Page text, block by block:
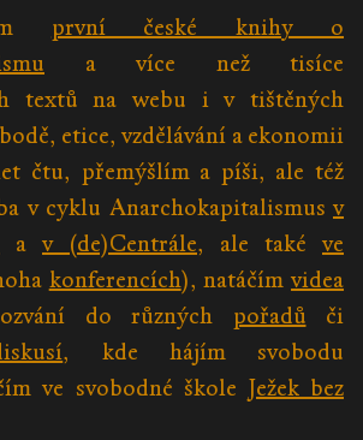
první české knihy o
a více než tisíce
textů na webu i v tištěných
etice, vzdělávání a ekonomii
čtu, přemýšlím a píši, ale též
v cyklu Anarchokapitalismus v
a v (de)Centrále, ale také ve
konferencích), natáčímvidea
do různých pořadů či
, kde hájím svobodu
ve svobodné škole Ježek bez